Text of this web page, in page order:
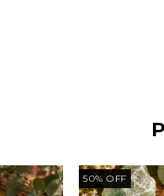
50% OFF